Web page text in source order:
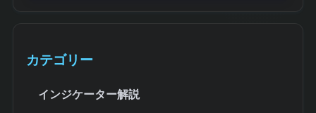
カテゴリー
インジケーター解説